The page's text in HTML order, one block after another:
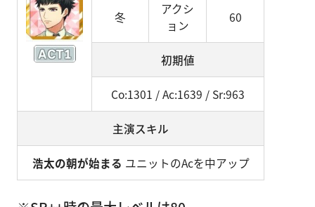
冬
アクシ
ョン
60
初期値
Co:1301 / Ac:1639 / Sr:963
主演スキル
浩太の朝が始まる ユニットのAcを中アップ